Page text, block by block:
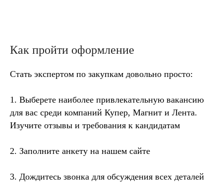
Как пройти оформление
Стать экспертом по закупкам довольно просто:
1. Выберете наиболее привлекательную вакансию
для вас среди компаний Купер, Магнит и Лента.
Изучите отзывы и требования к кандидатам
2. Заполните анкету на нашем сайте
3. Дождитесь звонка для обсуждения всех деталей